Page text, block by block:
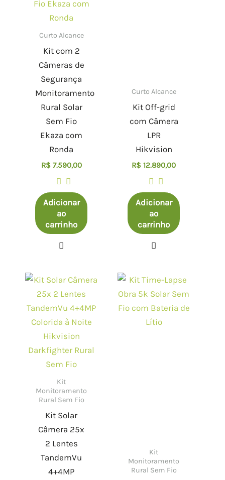
Curto Alcance
Kit com 2
Câmeras de
Segurança
Monitoramento
Rural Solar
Sem Fio
Ekaza com
Ronda
R$7.590,00
Adicionar
ao
carrinho
Curto Alcance
Kit Off-grid
com Câmera
LPR
Hikvision
R$ 12.890,00
Adicionar
ao
carrinho
Kit
Monitoramento
Rural Sem Fio
Kit Solar
Câmera 25x
2 Lentes
TandemVu
4+4MP
Kit
Monitoramento
Rural Sem Fio